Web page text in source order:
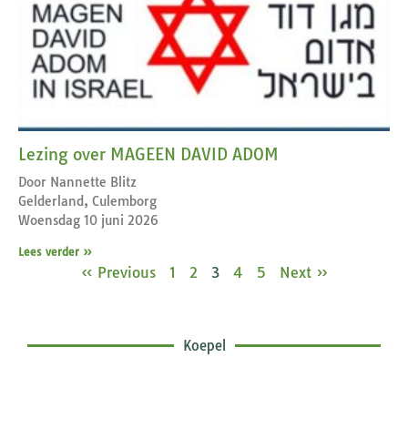
Lezing over MAGEEN DAVID ADOM
Door Nannette Blitz
Gelderland, Culemborg
Woensdag 10 juni 2026
Lees verder »
« Previous 1 2 3 4 5 Next »
Koepel